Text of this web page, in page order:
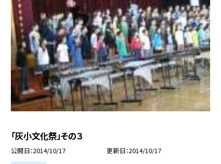
「灰小文化祭」その３
公開日 2014/10/17 更新日 2014/10/17